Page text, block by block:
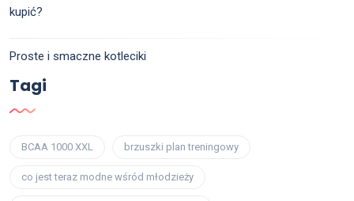
kupić?
Proste i smaczne kotleciki
Tagi
BCAA 1000 XXL brzuszki plan treningowy
co jest teraz modne wśród młodzieży